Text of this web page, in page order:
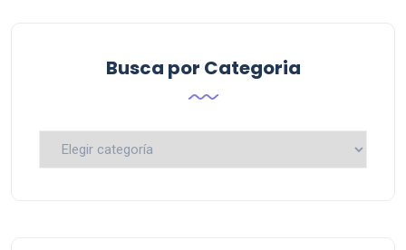
Busca por Categoria
Busca